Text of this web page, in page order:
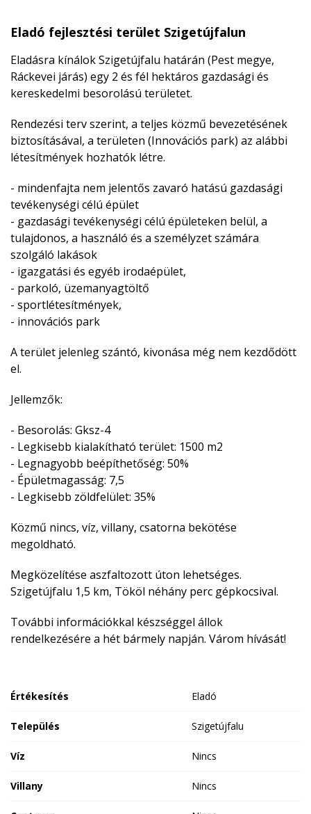
Eladó fejlesztési terület Szigetújfalun
Eladásra kínálok Szigetújfalu határán (Pest megye,
Ráckevei járás) egy 2 és fél hektáros gazdasági és
kereskedelmi besorolású területet.
Rendezési terv szerint, a teljes közmű bevezetésének
biztosításával, a területen (Innovációs park) az alábbi
létesítmények hozhatók létre.
- mindenfajta nem jelentős zavaró hatású gazdasági
tevékenységi célú épület
- gazdasági tevékenységi célú épületeken belül, a
tulajdonos, a használó és a személyzet számára
szolgáló lakások
- igazgatási és egyéb irodaépület,
- parkoló, üzemanyagtöltő
- sportlétesítmények,
- innovációs park
A terület jelenleg szántó, kivonása még nem kezdődött
el.
Jellemzők:
- Besorolás: Gksz-4
- Legkisebb kialakítható terület: 1500 m2
- Legnagyobb beépíthetőség: 50%
- Épületmagasság: 7,5
- Legkisebb zöldfelület: 35%
Közmű nincs, víz, villany, csatorna bekötése
megoldható.
Megközelítése aszfaltozott úton lehetséges.
Szigetújfalu 1,5 km, Tököl néhány perc gépkocsival.
További információkkal készséggel állok
rendelkezésére a hét bármely napján. Várom hívását!
Értékesítés Eladó
Település Szigetújfalu
Víz Nincs
Villany Nincs